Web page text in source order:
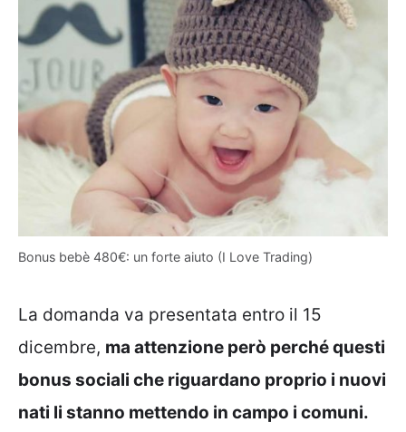
Bonus bebè 480€: un forte aiuto (I Love Trading)
La domanda va presentata entro il 15
dicembre, ma attenzione però perché questi
bonus sociali che riguardano proprio i nuovi
nati li stanno mettendo in campo i comuni.